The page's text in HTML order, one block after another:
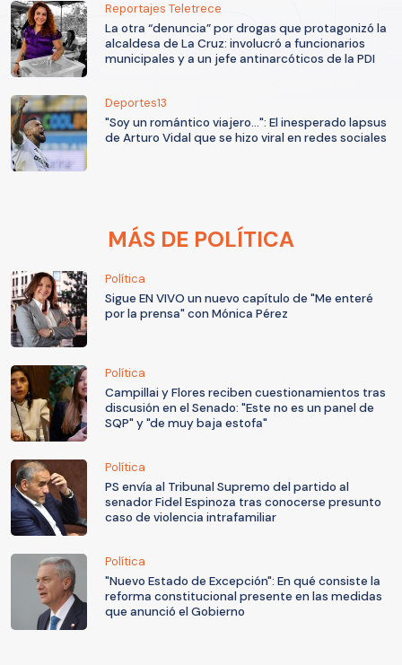
Reportajes Teletrece
La otra “denuncia” por drogas que protagonizó la
alcaldesa de La Cruz: involucró a funcionarios
municipales y a un jefe antinarcóticos de la PDI
Deportes13
"Soy un romántico viajero...": El inesperado lapsus
de Arturo Vidal que se hizo viral en redes sociales
MÁS DE POLÍTICA
Política
Sigue EN VIVO un nuevo capítulo de "Me enteré
por la prensa" con Mónica Pérez
Política
Campillai y Flores reciben cuestionamientos tras
discusión en el Senado: "Este no es un panel de
SQP" y "de muy baja estofa"
Política
PS envía al Tribunal Supremo del partido al
senador Fidel Espinoza tras conocerse presunto
caso de violencia intrafamiliar
Política
"Nuevo Estado de Excepción": En qué consiste la
reforma constitucional presente en las medidas
que anunció el Gobierno